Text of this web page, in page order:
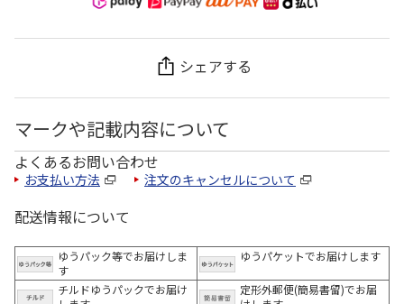
シェアする
マークや記載内容について
よくあるお問い合わせ
お支払い方法 注文のキャンセルについて
配送情報について
ゆうパック等でお届けしま
す
ゆうパケットでお届けします
チルドゆうパックでお届け
定形外郵便(簡易書留)でお届